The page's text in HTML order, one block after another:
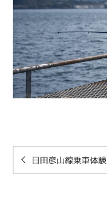
日田彦山線乗車体験